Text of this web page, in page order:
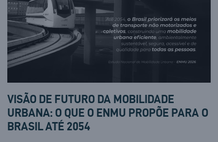
VISÃO DE FUTURO DA MOBILIDADE
URBANA: O QUE O ENMU PROPÕE PARA O
BRASIL ATÉ 2054